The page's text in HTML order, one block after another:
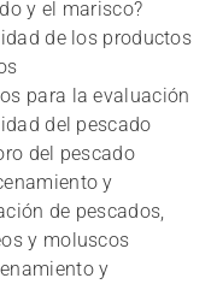
y el marisco?
de los productos
para la evaluación
del pescado
del pescado
y
de pescados,
y moluscos
y